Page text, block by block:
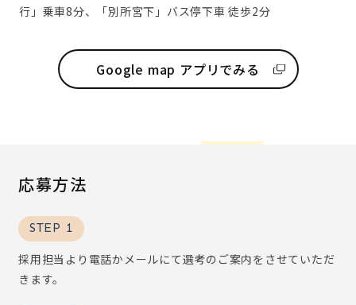
行」乗車8分、「別所宮下」バス停下車 徒歩2分
Google map アプリでみる
応募方法
STEP 1
採用担当より電話かメールにて選考のご案内をさせていただ
きます。